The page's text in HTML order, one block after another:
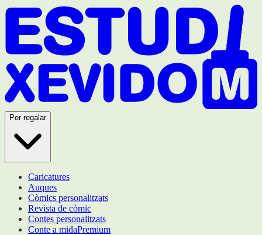
Per regalar
Caricatures
Auques
Còmics personalitzats
Revista de còmic
Contes personalitzats
Conte a midaPremium